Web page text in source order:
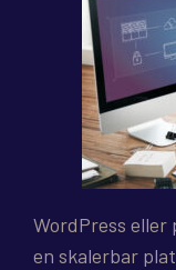
WordPress
en skalerbar